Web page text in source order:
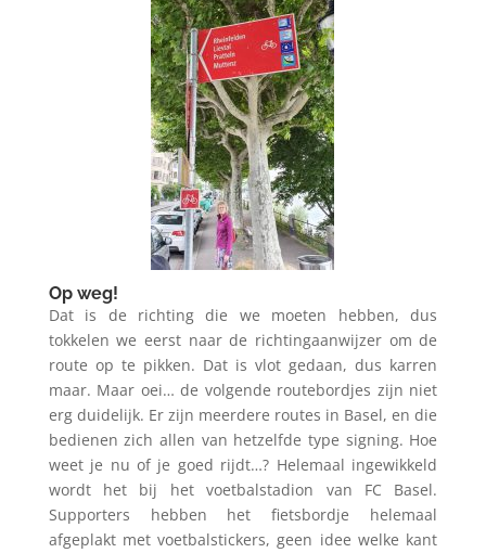
Op weg!
Dat is de richting die we moeten hebben, dus
tokkelen we eerst naar de richtingaanwijzer om de
route op te pikken. Dat is vlot gedaan, dus karren
maar. Maar oei… de volgende routebordjes zijn niet
erg duidelijk. Er zijn meerdere routes in Basel, en die
bedienen zich allen van hetzelfde type signing. Hoe
weet je nu of je goed rijdt…? Helemaal ingewikkeld
wordt het bij het voetbalstadion van FC Basel.
Supporters hebben het fietsbordje helemaal
afgeplakt met voetbalstickers, geen idee welke kant